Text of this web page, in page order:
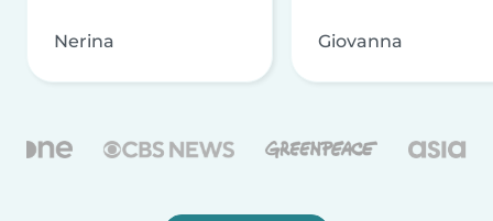
Nerina Giovanna